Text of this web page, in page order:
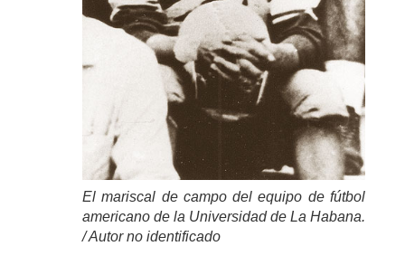
El mariscal de campo del equipo de fútbol
americano de la Universidad de La Habana.
/ Autor no identificado